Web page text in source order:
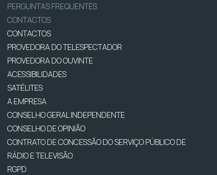
PERGUNTAS FREQUENTES
CONTACTOS
CONTACTOS
PROVEDORA DO TELESPECTADOR
PROVEDORA DO OUVINTE
ACESSIBILIDADES
SATÉLITES
A EMPRESA
CONSELHO GERAL INDEPENDENTE
CONSELHO DE OPINIÃO
CONTRATO DE CONCESSÃO DO SERVIÇO PÚBLICO DE
RÁDIO E TELEVISÃO
RGPD